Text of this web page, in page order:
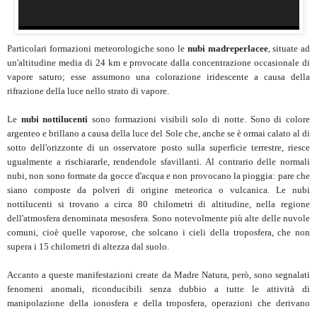
Particolari formazioni meteorologiche sono le nubi madreperlacee, situate ad
un'altitudine media di 24 km e provocate dalla concentrazione occasionale di
vapore saturo; esse assumono una colorazione iridescente a causa della
rifrazione della luce nello strato di vapore.
Le nubi nottilucenti sono formazioni visibili solo di notte. Sono di colore
argenteo e brillano a causa della luce del Sole che, anche se è ormai calato al di
sotto dell'orizzonte di un osservatore posto sulla superficie terrestre, riesce
ugualmente a rischiararle, rendendole sfavillanti. Al contrario delle normali
nubi, non sono formate da gocce d'acqua e non provocano la pioggia: pare che
siano composte da polveri di origine meteorica o vulcanica. Le nubi
nottilucenti si trovano a circa 80 chilometri di altitudine, nella regione
dell'atmosfera denominata mesosfera. Sono notevolmente più alte delle nuvole
comuni, cioè quelle vaporose, che solcano i cieli della troposfera, che non
supera i 15 chilometri di altezza dal suolo.
Accanto a queste manifestazioni create da Madre Natura, però, sono segnalati
fenomeni anomali, riconducibili senza dubbio a tutte le attività di
manipolazione della ionosfera e della troposfera, operazioni che derivano